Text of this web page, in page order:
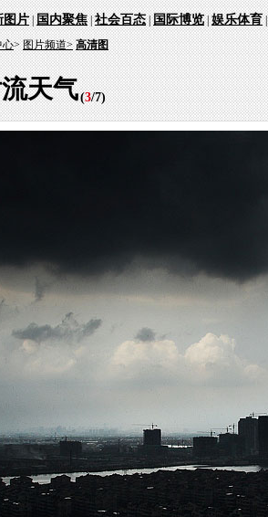
图片|国内聚焦|社会百态|国际博览|娱乐体育
心>图片频道> 高清图
天气(3/7)